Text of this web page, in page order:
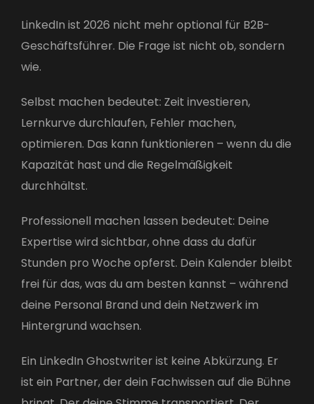
LinkedIn ist 2026 nicht mehr optional für B2B-
Geschäftsführer. Die Frage ist nicht ob, sondern
wie.
Selbst machen bedeutet: Zeit investieren,
Lernkurve durchlaufen, Fehler machen,
optimieren. Das kann funktionieren – wenn du die
Kapazität hast und die Regelmäßigkeit
durchhältst.
Professionell machen lassen bedeutet: Deine
Expertise wird sichtbar, ohne dass du dafür
Stunden pro Woche opferst. Dein Kalender bleibt
frei für das, was du am besten kannst – während
deine Personal Brand und dein Netzwerk im
Hintergrund wachsen.
Ein LinkedIn Ghostwriter ist keine Abkürzung. Er
ist ein Partner, der dein Fachwissen auf die Bühne